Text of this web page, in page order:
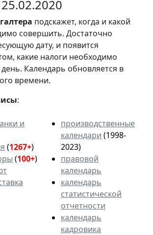
подскажет, когда и какой
совершить. Достаточно
дату, и появится
какие налоги необходимо
день. Календарь обновляется в
времени.
:
и
(1267+)
(100+)
производственные
календари (1998-
2023)
правовой
календарь
календарь
статистической
отчетности
календарь
кадровика